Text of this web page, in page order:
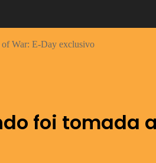
of War: E-Day exclusivo
foi tomada